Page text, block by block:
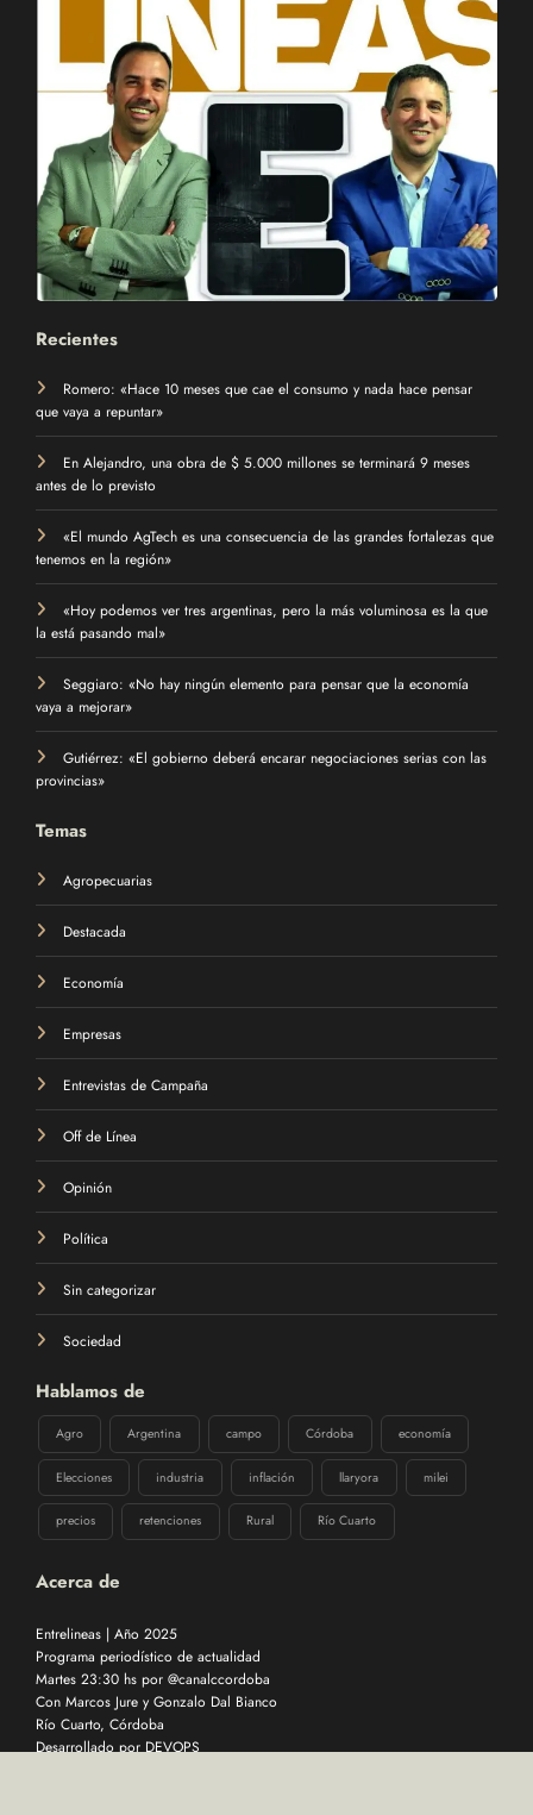
Recientes
Romero: «Hace 10 meses que cae el consumo y nada hace pensar
que vaya a repuntar»
En Alejandro, una obra de $ 5.000 millones se terminará 9 meses
antes de lo previsto
«El mundo AgTech es una consecuencia de las grandes fortalezas que
tenemos en la región»
«Hoy podemos ver tres argentinas, pero la más voluminosa es la que
la está pasando mal»
Seggiaro: «No hay ningún elemento para pensar que la economía
vaya a mejorar»
Gutiérrez: «El gobierno deberá encarar negociaciones serias con las
provincias»
Temas
Agropecuarias
Destacada
Economía
Empresas
Entrevistas de Campaña
Off de Línea
Opinión
Política
Sin categorizar
Sociedad
Hablamos de
Agro Argentina campo Córdoba economía
Elecciones industria inflación llaryora milei
precios retenciones Rural Río Cuarto
Acerca de
Entrelineas | Año 2025
Programa periodístico de actualidad
Martes 23:30 hs por @canalccordoba
Con Marcos Jure y Gonzalo Dal Bianco
Río Cuarto, Córdoba
Desarrollado porDEVOPS